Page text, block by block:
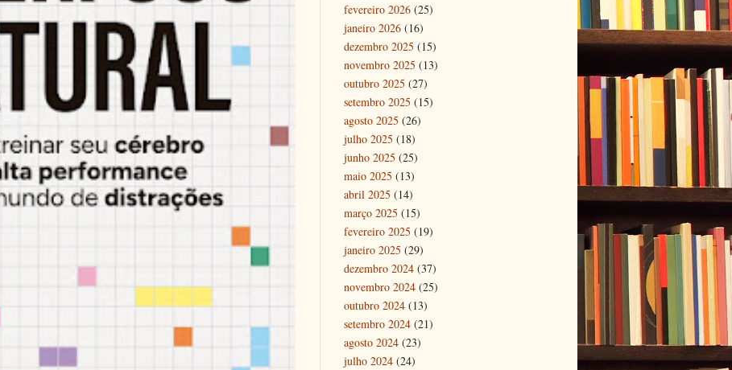
fevereiro 2026 (25)
janeiro 2026 (16)
dezembro 2025 (15)
novembro 2025 (13)
outubro 2025 (27)
setembro 2025 (15)
agosto 2025 (26)
julho 2025 (18)
junho 2025 (25)
maio 2025 (13)
abril 2025 (14)
março 2025 (15)
fevereiro 2025 (19)
janeiro 2025 (29)
dezembro 2024 (37)
novembro 2024 (25)
outubro 2024 (13)
setembro 2024 (21)
agosto 2024 (23)
julho 2024 (24)